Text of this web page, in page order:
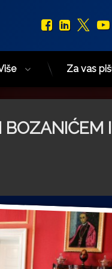
Facebook
Za vas
BOZANIĆEM I